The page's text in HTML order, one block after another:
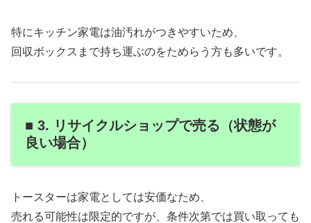
特にキッチン家電は油汚れがつきやすいため、
回収ボックスまで持ち運ぶのをためらう方も多いです。
■ 3. リサイクルショップで売る（状態が
良い場合）
トースターは家電としては安価なため、
売れる可能性は限定的ですが、条件次第では買い取っても